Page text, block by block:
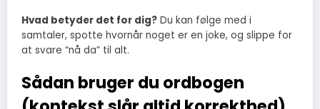
Hvad betyder det for dig? Du kan følge med i
samtaler, spotte hvornår noget er en joke, og slippe for
at svare “nå da” til alt.
Sådan bruger du ordbogen